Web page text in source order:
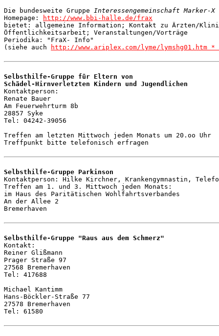
Die bundesweite Gruppe
Interessengemeinschaft Marker-
Homepage:
http://www.bbi-halle.de/frax
bietet: allgemeine Information; Kontakt zu Ärzten/
Öffentlichkeitsarbeit; Veranstaltungen/Vorträge
Periodika: "FraX- Info"
(siehe auch
http://www.ariplex.com/lyme/lymshg01.htm *
Selbsthilfe-Gruppe für Eltern von
Schädel-Hirnverletzten Kindern und Jugendlichen
Kontaktperson:
Renate Bauer
Am Feuerwehrturm 8b
28857 Syke
Tel: 04242-39056
Treffen am letzten Mittwoch jeden Monats um 20.oo Uhr
Treffpunkt bitte telefonisch erfragen
Selbsthilfe-Gruppe Parkinson
Kontaktperson: Hilke Kirchner, Krankengymnastin,
Treffen am 1. und 3. Mittwoch jeden Monats:
im Haus des Paritätischen Wohlfahrtsverbandes
An der Allee 2
Bremerhaven
Selbsthilfe-Gruppe "Raus aus dem Schmerz"
Kontakt:
Reiner Glißmann
Prager Straße 97
27568 Bremerhaven
Tel: 417688
Michael Kantimm
Hans-Böckler-Straße 77
27578 Bremerhaven
Tel: 61580